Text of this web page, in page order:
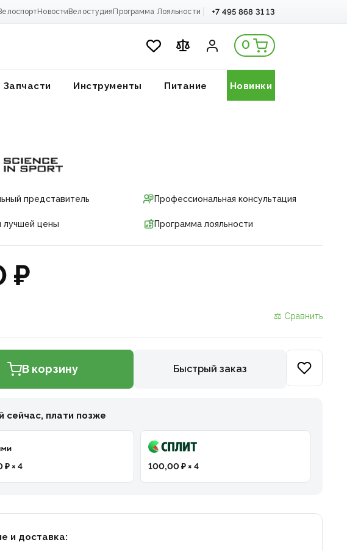
Новости Велостудия Программа Лояльности +7 495 868 31 13
0
Запчасти Инструменты Питание Новинки
представитель Профессиональная консультация
лучшей цены Программа лояльности
₽
⚖ Сравнить
В корзину Быстрый заказ
сейчас, плати позже
₽ × 4 100,00 ₽ × 4
и доставка: